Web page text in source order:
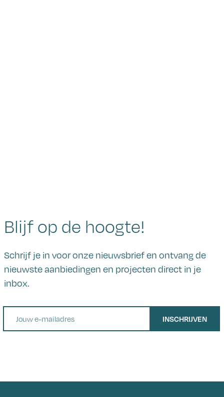
Blijf op de hoogte!
Schrijf je in voor onze nieuwsbrief en ontvang de
nieuwste aanbiedingen en projecten direct in je
inbox.
INSCHRIJVEN